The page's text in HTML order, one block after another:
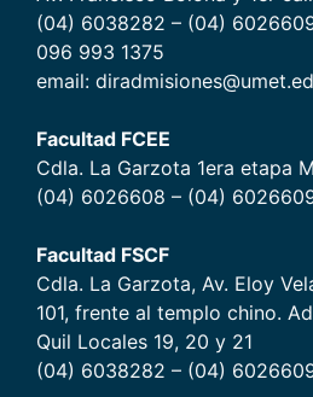
(04) 6038282 – (04)
096 993 1375
email:
Facultad FCEE
Cdla. La Garzota 1era etapa
(04) 6026608 – (04)
Facultad FSCF
Cdla. La Garzota, Av. Eloy
101, frente al templo chino.
Quil Locales 19, 20 y 21
(04) 6038282 – (04)